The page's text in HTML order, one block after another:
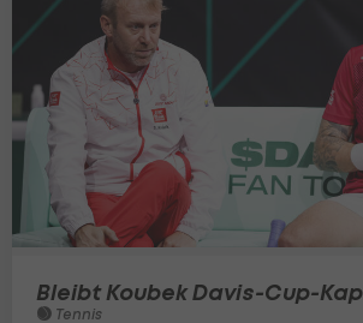
Bleibt Koubek Davis-Cup-
Tennis